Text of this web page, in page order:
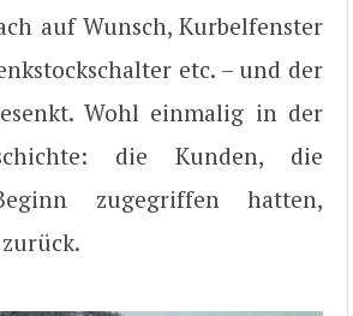
auf Wunsch, Kurbelfenster
etc. – und der
Wohl einmalig in der
die Kunden, die
zugegriffen hatten,